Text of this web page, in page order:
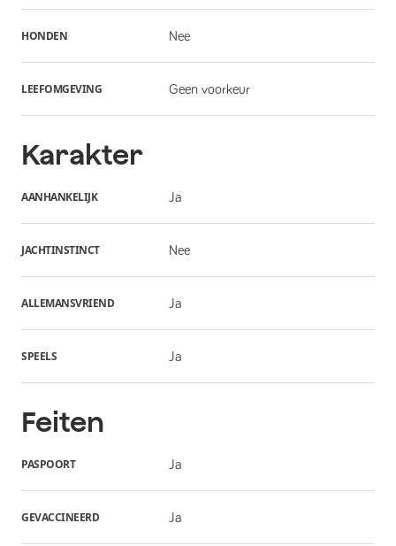
HONDEN Nee
LEEFOMGEVING Geen voorkeur
Karakter
AANHANKELIJK Ja
JACHTINSTINCT Nee
ALLEMANSVRIEND Ja
SPEELS Ja
Feiten
PASPOORT Ja
GEVACCINEERD Ja